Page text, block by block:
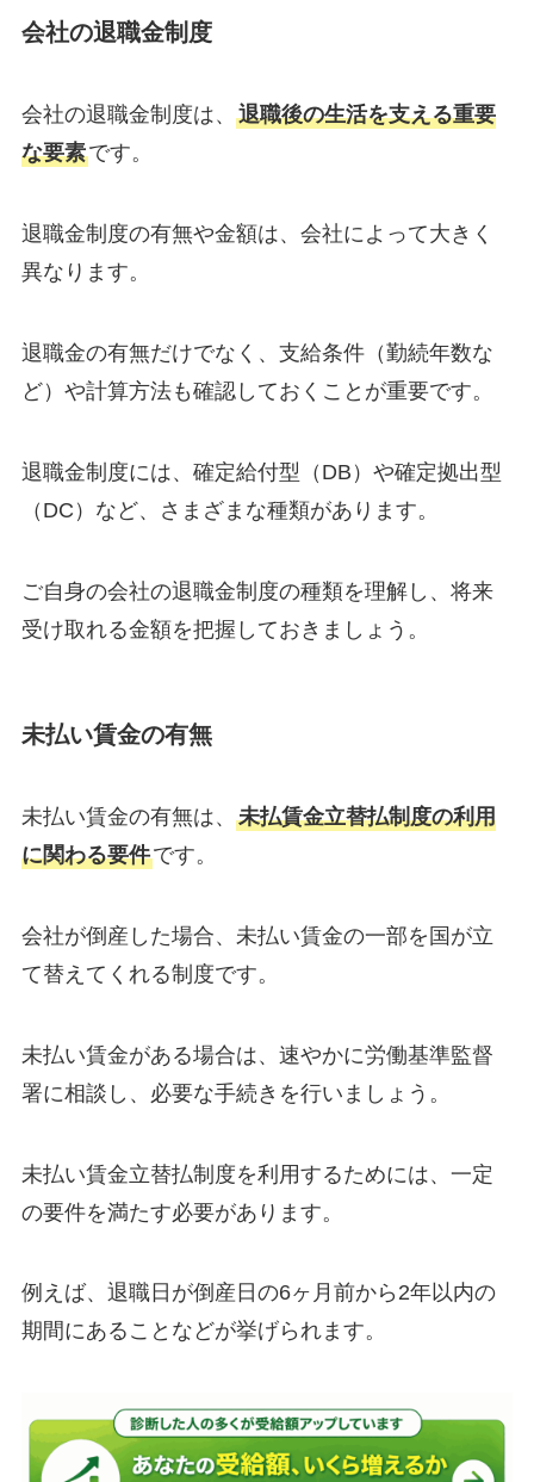
会社の退職金制度
会社の退職金制度は、 退職後の生活を支える重要
な要素です。
退職金制度の有無や金額は、会社によって大きく
異なります。
退職金の有無だけでなく、支給条件（勤続年数な
ど）や計算方法も確認しておくことが重要です。
退職金制度には、確定給付型（DB）や確定拠出型
（DC）など、さまざまな種類があります。
ご自身の会社の退職金制度の種類を理解し、将来
受け取れる金額を把握しておきましょう。
未払い賃金の有無
未払い賃金の有無は、 未払賃金立替払制度の利用
に関わる要件です。
会社が倒産した場合、未払い賃金の一部を国が立
て替えてくれる制度です。
未払い賃金がある場合は、速やかに労働基準監督
署に相談し、必要な手続きを行いましょう。
未払い賃金立替払制度を利用するためには、一定
の要件を満たす必要があります。
例えば、退職日が倒産日の6ヶ月前から2年以内の
期間にあることなどが挙げられます。